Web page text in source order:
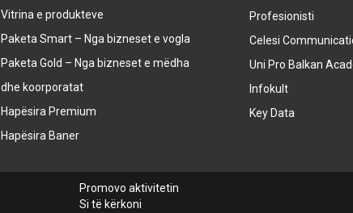
Vitrina e produkteve
Paketa Smart – Nga bizneset e vogla
Paketa Gold – Nga bizneset e mëdha
dhe koorporatat
Hapësira Premium
Hapësira Baner
Profesionisti
Celesi
Uni Pro Balkan
Infokult
Key Data
Promovo aktivitetin
Si të kërkoni